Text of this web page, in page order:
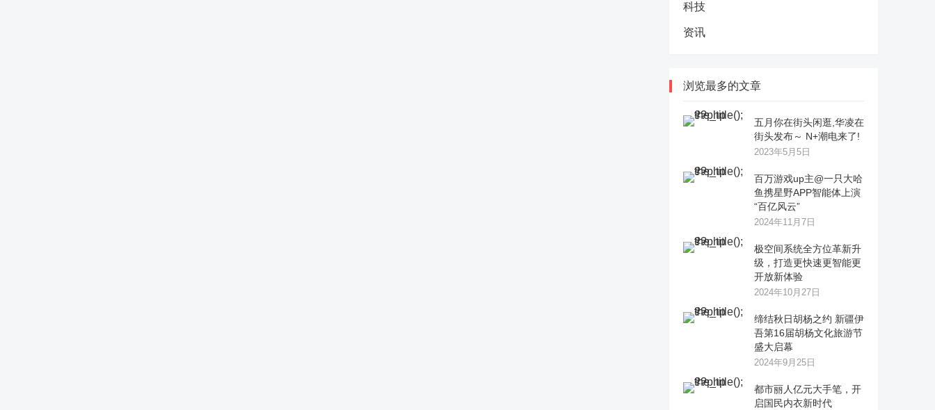
科技
资讯
浏览最多的文章
五月你在街头闲逛,华凌在
街头发布～ N+潮电来了!
2023年5月5日
百万游戏up主@一只大哈
鱼携星野APP智能体上演
“百亿风云”
2024年11月7日
极空间系统全方位革新升
级，打造更快速更智能更
开放新体验
2024年10月27日
缔结秋日胡杨之约 新疆伊
吾第16届胡杨文化旅游节
盛大启幕
2024年9月25日
都市丽人亿元大手笔，开
启国民内衣新时代